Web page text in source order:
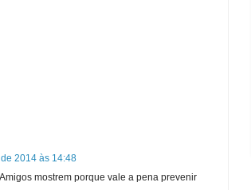
2014 às 14:48
mostrem porque vale a pena prevenir